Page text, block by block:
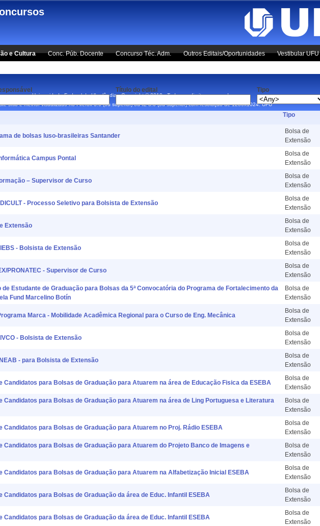
e Cultura Conc. Púb. Docente Concurso Téc. Adm. Outros Editais/Oportunidades Vestibular UFU
Título do edital Tipo
Tipo
de bolsas luso-brasileiras Santander
Bolsa de
Extensão
Campus Pontal
Bolsa de
Extensão
– Supervisor de Curso
Bolsa de
Extensão
- Processo Seletivo para Bolsista de Extensão
Bolsa de
Extensão
Extensão
Bolsa de
Extensão
- Bolsista de Extensão
Bolsa de
Extensão
PRONATEC - Supervisor de Curso
Bolsa de
Extensão
Estudante de Graduação para Bolsas da 5ª Convocatória do Programa de Fortalecimento da
Fund Marcelino Botín
Bolsa de
Extensão
Marca - Mobilidade Acadêmica Regional para o Curso de Eng. Mecânica
Bolsa de
Extensão
- Bolsista de Extensão
Bolsa de
Extensão
- para Bolsista de Extensão
Bolsa de
Extensão
Candidatos para Bolsas de Graduação para Atuarem na área de Educação Fisica da ESEBA
Bolsa de
Extensão
Candidatos para Bolsas de Graduação para Atuarem na área de Ling Portuguesa e Literatura
Bolsa de
Extensão
Candidatos para Bolsas de Graduação para Atuarem no Proj. Rádio ESEBA
Bolsa de
Extensão
Candidatos para Bolsas de Graduação para Atuarem do Projeto Banco de Imagens e
Bolsa de
Extensão
Candidatos para Bolsas de Graduação para Atuarem na Alfabetização Inicial ESEBA
Bolsa de
Extensão
Candidatos para Bolsas de Graduação da área de Educ. Infantil ESEBA
Bolsa de
Extensão
Candidatos para Bolsas de Graduação da área de Educ. Infantil ESEBA
Bolsa de
Extensão
Universidade Federal de Uberlândia - Copyright © 2010 - Todos os direitos reservados.
sítio é melhor visualizado no Firefox 3.0 (ou superior) ou IE 8.0 (ou superior) com resolução de 1280x1024.UFU